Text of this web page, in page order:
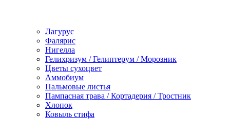
Лагурус
Фалярис
Нигелла
Гелихризум / Гелиптерум / Морозник
Цветы сухоцвет
Аммобиум
Пальмовые листья
Пампасная трава / Кортадерия / Тростник
Хлопок
Ковыль стифа